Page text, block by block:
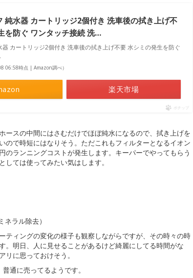
純水器 カートリッジ2個付き 洗車後の拭き上げ不
を防ぐ ワンタッチ接続 洗…
器 カートリッジ2個付き 洗車後の拭き上げ不要 水シミの発生を防ぐ
06:58時点 | Amazon調べ）
楽天市場
ポチップ
ースの中間にはさむだけでほぼ純水になるので、拭き上げを
ので時短にはなりそう。ただこれもフィルターとなるイオン
のランニングコストが発生します。キーパーでやってもらう
ては使ってみたい気はします。
ラル除去）
ティングの変化の様子も観察しながらですが、その時々の時
。明日、人に見せることがあるけど綺麗にしてる時間がな
リに思っておけそう。
通に売ってるようです。